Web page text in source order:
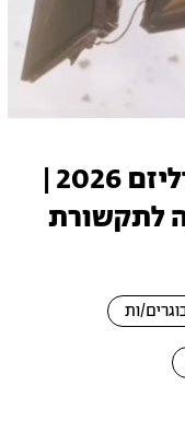
אירוע נעילה – טכנופיאודליזם 2026 |
לתקשורת
ות